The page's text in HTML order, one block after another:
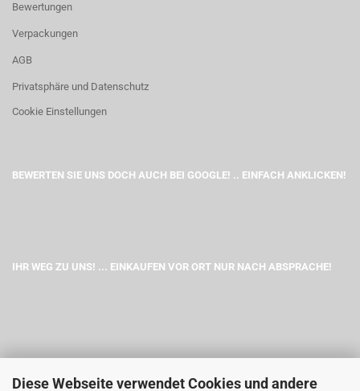
Diese Webseite verwendet Cookies und andere
Bewertungen
Verpackungen
AGB
Privatsphäre und Datenschutz
Cookie Einstellungen
BEWERTEN SIE UNS DOCH AUCH BEI GOOGLE! .. EINFACH ANKLICKEN!
IHR WEG ZU UNS! ... EINKAUFEN VOR ORT NUR NACH ABSPRACHE!